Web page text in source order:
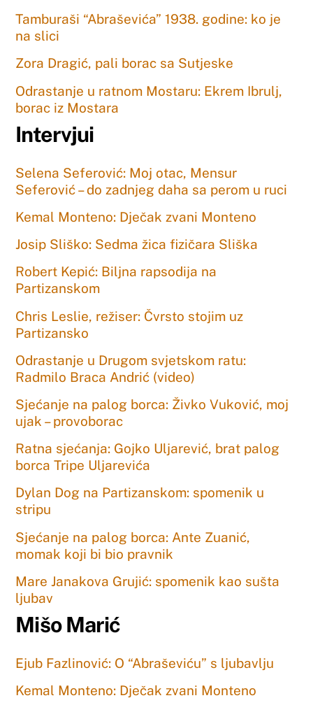
Tamburaši “Abraševića” 1938. godine: ko je
na slici
Zora Dragić, pali borac sa Sutjeske
Odrastanje u ratnom Mostaru: Ekrem Ibrulj,
borac iz Mostara
Intervjui
Selena Seferović: Moj otac, Mensur
Seferović – do zadnjeg daha sa perom u ruci
Kemal Monteno: Dječak zvani Monteno
Josip Sliško: Sedma žica fizičara Sliška
Robert Kepić: Biljna rapsodija na
Partizanskom
Chris Leslie, režiser: Čvrsto stojim uz
Partizansko
Odrastanje u Drugom svjetskom ratu:
Radmilo Braca Andrić (video)
Sjećanje na palog borca: Živko Vuković, moj
ujak – provoborac
Ratna sjećanja: Gojko Uljarević, brat palog
borca Tripe Uljarevića
Dylan Dog na Partizanskom: spomenik u
stripu
Sjećanje na palog borca: Ante Zuanić,
momak koji bi bio pravnik
Mare Janakova Grujić: spomenik kao sušta
ljubav
Mišo Marić
Ejub Fazlinović: O “Abraševiću” s ljubavlju
Kemal Monteno: Dječak zvani Monteno